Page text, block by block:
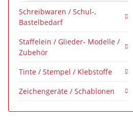
Schreibwaren / Schul-,
Bastelbedarf
Staffelein / Glieder- Modelle /
Zubehör
Tinte / Stempel / Klebstoffe
Zeichengeräte / Schablonen